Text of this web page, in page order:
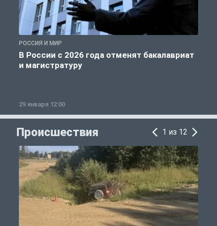
РОССИЯ И МИР
В России с 2026 года отменят бакалавриат
и магистратуру
29 января 12:00
Происшествия 1 из 12